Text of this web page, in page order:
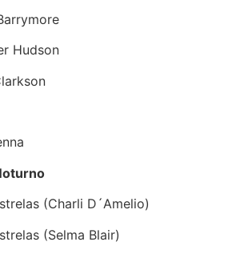
Hudson
(Charli D´Amelio)
(Selma Blair)